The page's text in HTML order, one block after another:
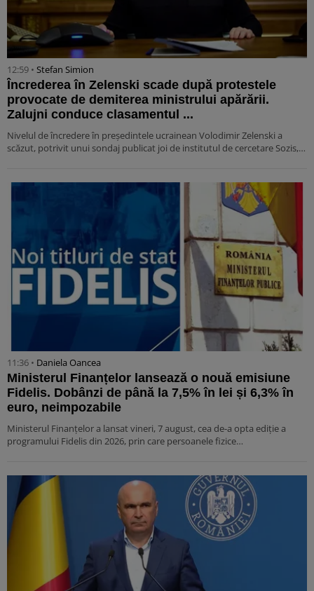
12:59 • Stefan Simion
Încrederea în Zelenski scade după protestele
provocate de demiterea ministrului apărării.
Zalujni conduce clasamentul ...
Nivelul de încredere în președintele ucrainean Volodimir Zelenski a
scăzut, potrivit unui sondaj publicat joi de institutul de cercetare Sozis,…
11:36 • Daniela Oancea
Ministerul Finanțelor lansează o nouă emisiune
Fidelis. Dobânzi de până la 7,5% în lei și 6,3% în
euro, neimpozabile
Ministerul Finanțelor a lansat vineri, 7 august, cea de-a opta ediție a
programului Fidelis din 2026, prin care persoanele fizice…